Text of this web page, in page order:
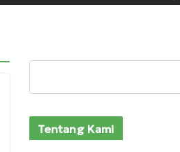
Tentang Kami